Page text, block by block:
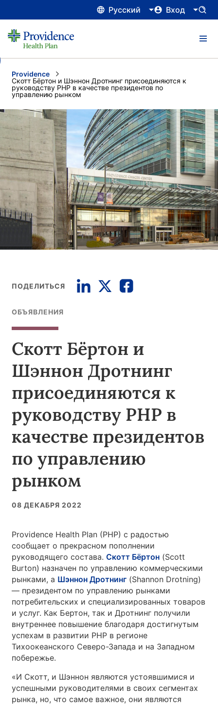
Русский Вход
Providence
Current:
Скотт Бёртон и Шэннон Дротнинг присоединяются к
руководству PHP в качестве президентов по
управлению рынком
ПОДЕЛИТЬСЯ
ОБЪЯВЛЕНИЯ
Скотт Бёртон и
Шэннон Дротнинг
присоединяются к
руководству PHP в
качестве президентов
по управлению
рынком
08 ДЕКАБРЯ 2022
Providence Health Plan (PHP) с радостью
сообщает о прекрасном пополнении
руководящего состава. Скотт Бёртон (Scott
Burton) назначен по управлению коммерческими
рынками, а Шэннон Дротнинг (Shannon Drotning)
— президентом по управлению рынками
потребительских и специализированных товаров
и услуг. Как Бертон, так и Дротнинг получили
внутреннее повышение благодаря достигнутым
успехам в развитии PHP в регионе
Тихоокеанского Северо-Запада и на Западном
побережье.
«И Скотт, и Шэннон являются устоявшимися и
успешными руководителями в своих сегментах
рынка, но, что самое важное, они являются